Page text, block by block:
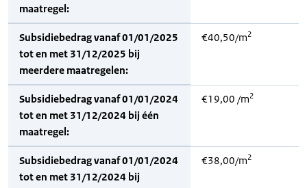
maatregel:
Subsidiebedrag vanaf 01/01/2025
tot en met 31/12/2025 bij
meerdere maatregelen:
€40,50/m2
Subsidiebedrag vanaf 01/01/2024
tot en met 31/12/2024 bij één
maatregel:
€19,00 /m2
Subsidiebedrag vanaf 01/01/2024
tot en met 31/12/2024 bij
€38,00/m2